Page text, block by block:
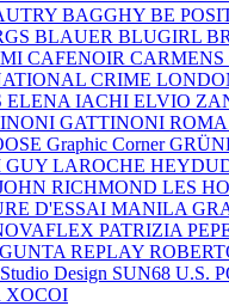
BAGGHY BE
BLAUER BLUGIRL
CAFENOIR CARMENS
CRIME
ELENA IACHI ELVIO
GATTINONI ROMA
Graphic Corner
GUY LAROCHE
RICHMOND LES
D'ESSAI MANILA
PATRIZIA
REPLAY
Studio Design SUN68 U.S.
XOCOI